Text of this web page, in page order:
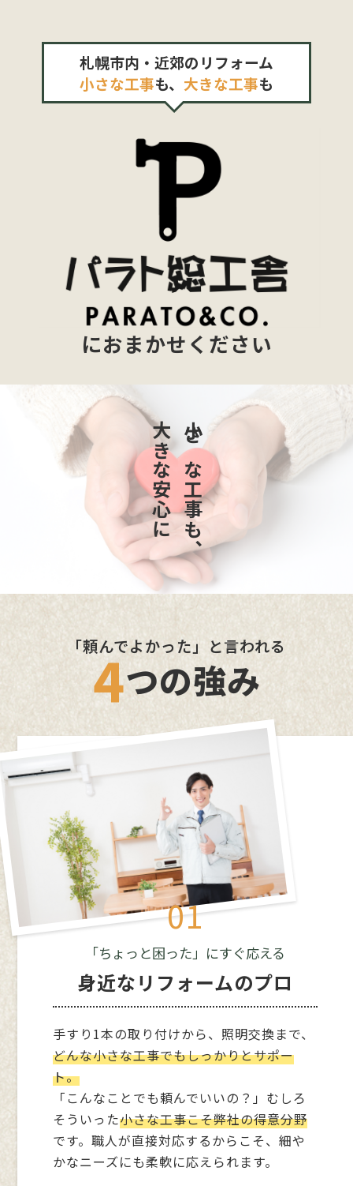
札幌市内・近郊のリフォーム
小さな工事も、 大きな工事も
におまかせください
小さな工事も、
大きな安心に
「頼んでよかった」と言われる
4つの強み
01
「ちょっと困った」にすぐ応える
身近なリフォームのプロ
手すり1本の取り付けから、照明交換まで、
どんな小さな工事でもしっかりとサポー
ト。
「こんなことでも頼んでいいの？」むしろ
そういった小さな工事こそ弊社の得意分野
です。職人が直接対応するからこそ、細や
かなニーズにも柔軟に応えられます。
プライバシーポリシー
パラト総工舍(以下弊社とします)は、本ウェブ
サイト上で提供するサービス（以下、「本サー
ビス」といいます。）における、ユーザーの個
人情報の取扱いについて、以下のとおりプライ